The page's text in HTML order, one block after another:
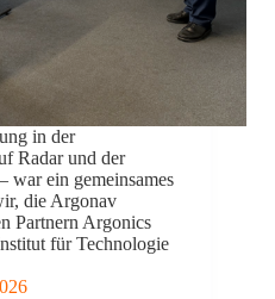
in der
Radar und der
war ein gemeinsames
die Argonav
Partnern Argonics
für Technologie